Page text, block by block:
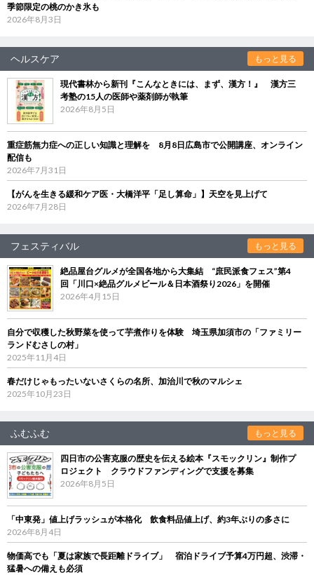
季節限定の桃のかき氷も
2026年8月3日
ヘルスケア もっと見る
現代書林から新刊『こんなときには、まず、漢方！』 漢方三
考塾の15人の医師や薬剤師が執筆
2026年8月5日
重症筋無力症への正しい知識と理解を 8月8日広島市で公開講座、オンライン
配信も
2026年7月31日
【がんを生きる緩和ケア医・大橋洋平「足し算命」】天空を見上げて
2026年7月28日
フェスティバル もっと見る
絶品屋台グルメが全国各地から大集結 “庶民派食フェス”第4
回「川口×絶品グルメビール＆日本酒祭り2026」を開催
2026年4月15日
自分で収穫した秋野菜を使って芋煮作りを体験 埼玉県加須市の「ファミリー
ランドむさしの村」
2025年11月4日
春だけじゃもったいないさくらの名所、加治川で秋のマルシェ
2025年10月23日
ふむふむ もっと見る
四日市の公害克服の歴史を伝える絵本『スモックリン』制作プ
ロジェクト クラウドファンディングで支援を募集
2026年8月5日
「中東発」値上げラッシュが本格化 飲食料品値上げ、約3年ぶりの多さに
2026年8月4日
物価高でも「夏は家族で長距離ドライブ」 宿泊ドライブ予算4万円超、渋滞・
猛暑への備えも必須